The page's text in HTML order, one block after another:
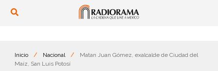
Inicio / Nacional /
Matan Juan Gómez, exalcalde de Ciudad del
Maíz, San Luis Potosí